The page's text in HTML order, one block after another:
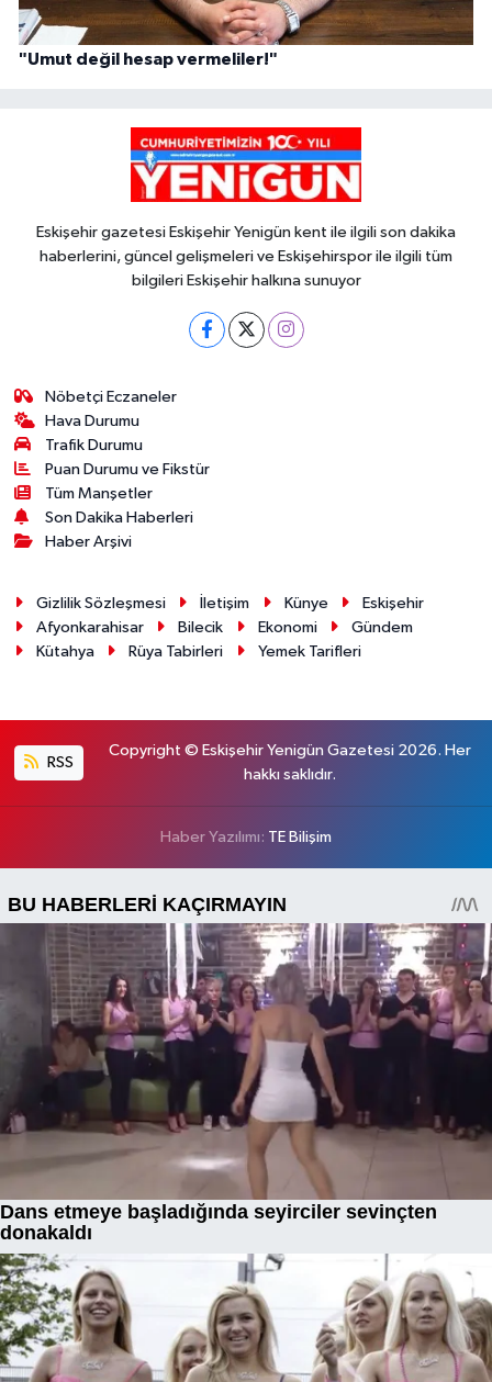
"Umut değil hesap vermeliler!"
Eskişehir gazetesi Eskişehir Yenigün kent ile ilgili son dakika
haberlerini, güncel gelişmeleri ve Eskişehirspor ile ilgili tüm
bilgileri Eskişehir halkına sunuyor
Nöbetçi Eczaneler
Hava Durumu
Trafik Durumu
Puan Durumu ve Fikstür
Tüm Manşetler
Son Dakika Haberleri
Haber Arşivi
Gizlilik Sözleşmesi İletişim Künye
Eskişehir
Afyonkarahisar
Bilecik Ekonomi
Gündem
Kütahya
Rüya Tabirleri Yemek Tarifleri
RSS
Copyright © Eskişehir Yenigün Gazetesi 2026. Her
hakkı saklıdır.
Haber Yazılımı: TE Bilişim